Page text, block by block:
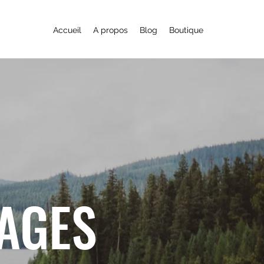
Accueil A propos Blog Boutique